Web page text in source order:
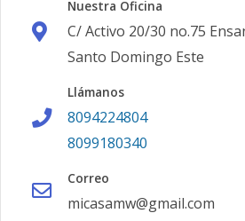
Nuestra Oficina
C/ Activo 20/30 no.75
Santo Domingo Este
Llámanos
8094224804
8099180340
Correo
micasamw@gmail.com